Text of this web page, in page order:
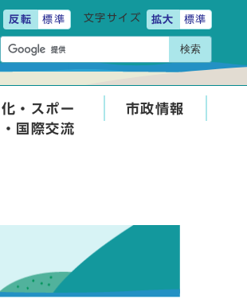
反転 標準 文字サイズ 拡大 標準
検索
・スポー
国際交流
市政情報